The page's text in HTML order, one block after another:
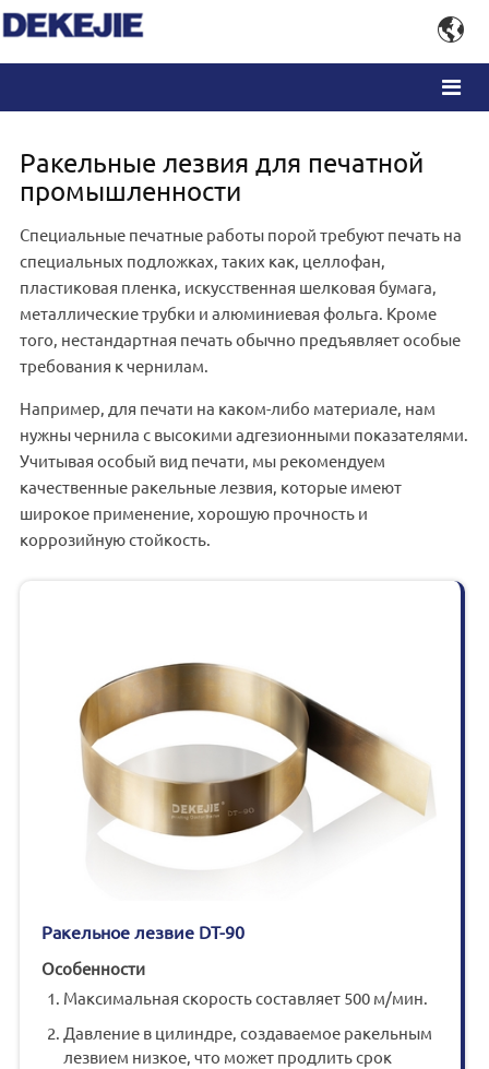

Ракельные лезвия для печатной
промышленности
Специальные печатные работы порой требуют печать на
специальных подложках, таких как, целлофан,
пластиковая пленка, искусственная шелковая бумага,
металлические трубки и алюминиевая фольга. Кроме
того, нестандартная печать обычно предъявляет особые
требования к чернилам.
Например, для печати на каком-либо материале, нам
нужны чернила с высокими адгезионными показателями.
Учитывая особый вид печати, мы рекомендуем
качественные ракельные лезвия, которые имеют
широкое применение, хорошую прочность и
коррозийную стойкость.
Ракельное лезвие DT-90
Особенности
Максимальная скорость составляет 500 м/мин.
Давление в цилиндре, создаваемое ракельным
лезвием низкое, что может продлить срок